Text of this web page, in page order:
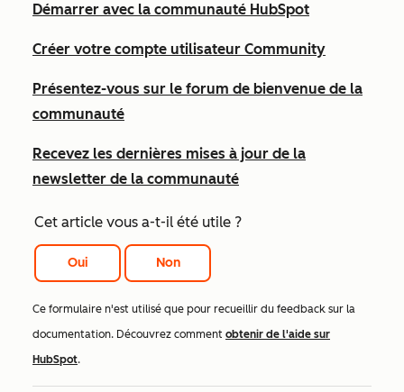
Démarrer avec la communauté HubSpot
Créer votre compte utilisateur Community
Présentez-vous sur le forum de bienvenue de la
communauté
Recevez les dernières mises à jour de la
newsletter de la communauté
Cet article vous a-t-il été utile ?
Oui Non
Ce formulaire n'est utilisé que pour recueillir du feedback sur la
documentation. Découvrez comment obtenir de l'aide sur
HubSpot.